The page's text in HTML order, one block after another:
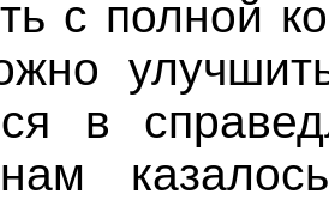
с полной
в